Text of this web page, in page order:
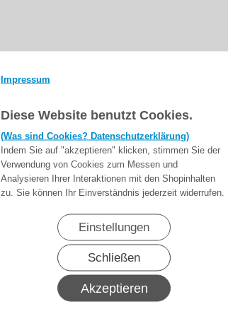
Impressum
Diese Website benutzt Cookies.
(Was sind Cookies? Datenschutzerklärung)
Indem Sie auf "akzeptieren" klicken, stimmen Sie der
Verwendung von Cookies zum Messen und
Analysieren Ihrer Interaktionen mit den Shopinhalten
zu. Sie können Ihr Einverständnis jederzeit widerrufen.
Einstellungen
Schließen
Akzeptieren